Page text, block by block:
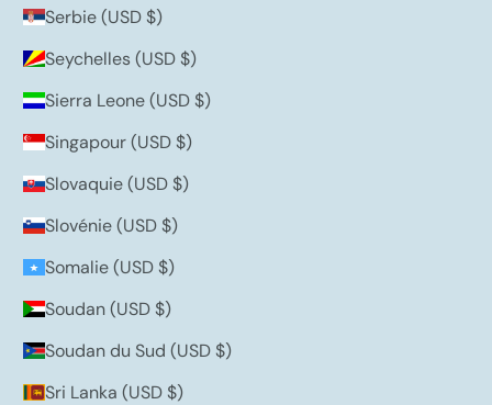
Serbie (USD $)
Seychelles (USD $)
Sierra Leone (USD $)
Singapour (USD $)
Slovaquie (USD $)
Slovénie (USD $)
Somalie (USD $)
Soudan (USD $)
Soudan du Sud (USD $)
Sri Lanka (USD $)